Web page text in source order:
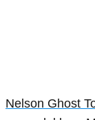
Nelson Ghost